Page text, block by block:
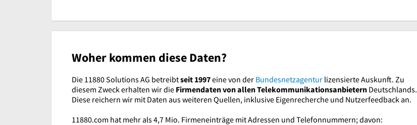
Woher kommen diese Daten?
Die 11880 Solutions AG betreibtseit 1997eine von der Bundesnetzagentur lizensierte Auskunft. Zu
diesem Zweck erhalten wir die Firmendaten von allen Telekommunikationsanbietern Deutschlands.
Diese reichern wir mit Daten aus weiteren Quellen, inklusive Eigenrecherche und Nutzerfeedback an.
11880.com hat mehr als 4,7 Mio. Firmeneinträge mit Adressen und Telefonnummern; davon: